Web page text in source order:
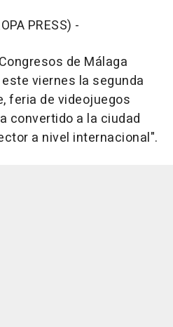
PRESS) -
de Málaga
viernes la segunda
feria de videojuegos
convertido a la ciudad
a nivel internacional".